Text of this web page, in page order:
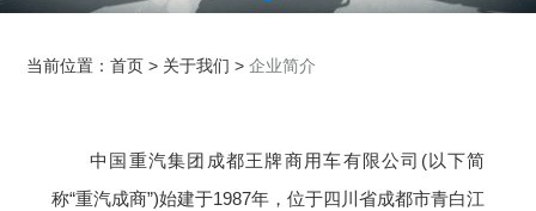
当前位置：首页 > 关于我们 >企业简介
中国重汽集团成都王牌商用车有限公司(以下简
称“重汽成商”)始建于1987年，位于四川省成都市青白江